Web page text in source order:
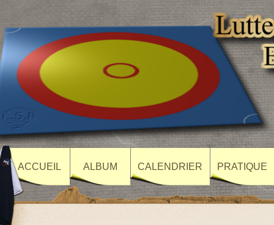
ACCUEIL ALBUM CALENDRIER PRATIQUE